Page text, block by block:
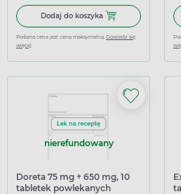
Dodaj do koszyka Dodaj do koszyka
Podana cena jest ceną maksymalną. Dowiedz się
więcej
nierefundowany
Doreta 75 mg + 650 mg, 10
tabletek powlekanych